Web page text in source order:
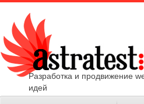
Разработка и продвижение
идей